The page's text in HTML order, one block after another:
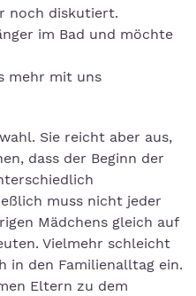
noch diskutiert.
im Bad und möchte
mehr mit uns
Sie reicht aber aus,
dass der Beginn der
muss nicht jeder
Mädchens gleich auf
Vielmehr schleicht
in den Familienalltag ein.
Eltern zu dem